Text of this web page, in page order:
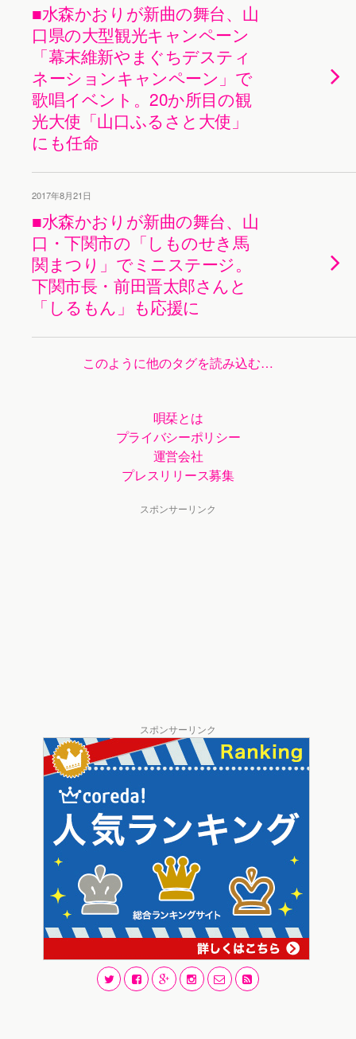
■水森かおりが新曲の舞台、山
口県の大型観光キャンペーン
「幕末維新やまぐちデスティ
ネーションキャンペーン」で
歌唱イベント。20か所目の観
光大使「山口ふるさと大使」
にも任命
2017年8月21日
■水森かおりが新曲の舞台、山
口・下関市の「しものせき馬
関まつり」でミニステージ。
下関市長・前田晋太郎さんと
「しるもん」も応援に
このように他のタグを読み込む…
唄栞とは
プライバシーポリシー
運営会社
プレスリリース募集
スポンサーリンク
スポンサーリンク